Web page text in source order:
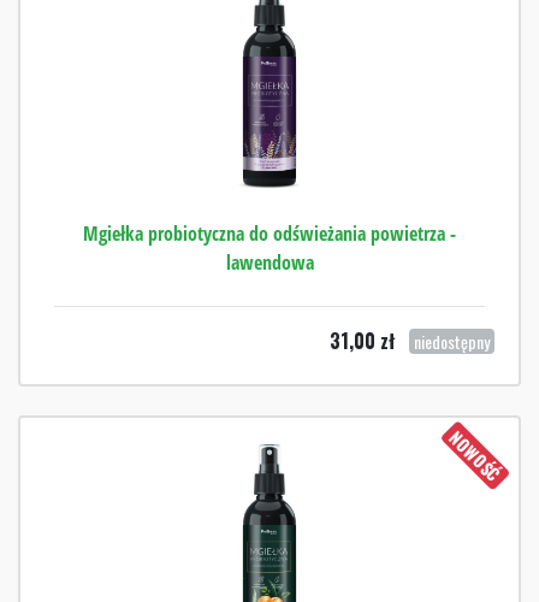
Mgiełka probiotyczna do odświeżania powietrza -
lawendowa
31,00 zł niedostępny
NOWOŚĆ